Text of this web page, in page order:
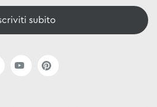
subito